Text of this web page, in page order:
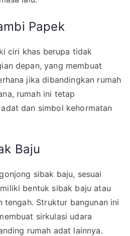
Papek
ciri khas berupa tidak
depan, yang membuat
jika dibandingkan rumah
rumah ini tetap
dan simbol kehormatan
Baju
sibak baju, sesuai
bentuk sibak baju atau
tengah. Struktur bangunan ini
sirkulasi udara
rumah adat lainnya.